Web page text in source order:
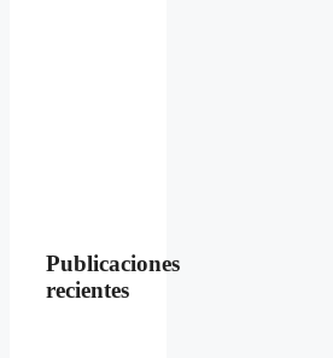
Publicaciones
recientes